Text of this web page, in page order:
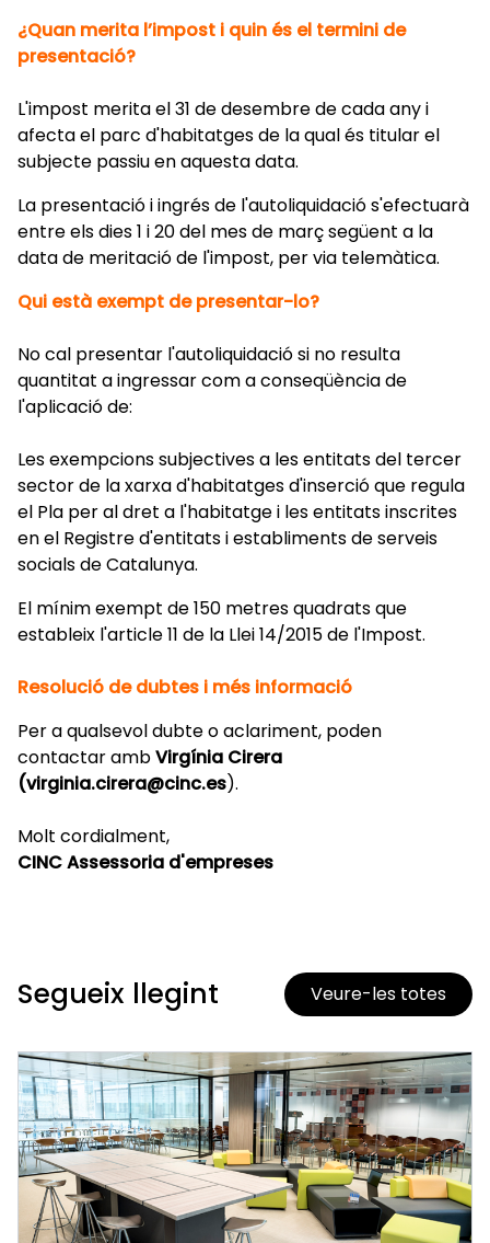
¿Quan merita l’impost i quin és el termini de
presentació?
L'impost merita el 31 de desembre de cada any i
afecta el parc d'habitatges de la qual és titular el
subjecte passiu en aquesta data.
La presentació i ingrés de l'autoliquidació s'efectuarà
entre els dies 1 i 20 del mes de març següent a la
data de meritació de l'impost, per via telemàtica.
Qui està exempt de presentar-lo?
No cal presentar l'autoliquidació si no resulta
quantitat a ingressar com a conseqüència de
l'aplicació de:
Les exempcions subjectives a les entitats del tercer
sector de la xarxa d'habitatges d'inserció que regula
el Pla per al dret a l'habitatge i les entitats inscrites
en el Registre d'entitats i establiments de serveis
socials de Catalunya.
El mínim exempt de 150 metres quadrats que
estableix l'article 11 de la Llei 14/2015 de l'Impost.
Resolució de dubtes i més informació
Per a qualsevol dubte o aclariment, poden
contactar ambVirgínia Cirera
(virginia.cirera@cinc.es).
Molt cordialment,
CINC Assessoria d'empreses
Segueix llegint Veure-les totes